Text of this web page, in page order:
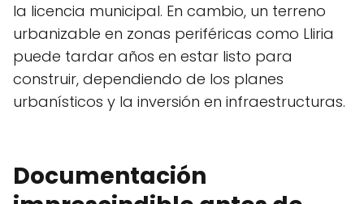
la licencia municipal. En cambio, un terreno
urbanizable en zonas periféricas como Lliria
puede tardar años en estar listo para
construir, dependiendo de los planes
urbanísticos y la inversión en infraestructuras.
Documentación